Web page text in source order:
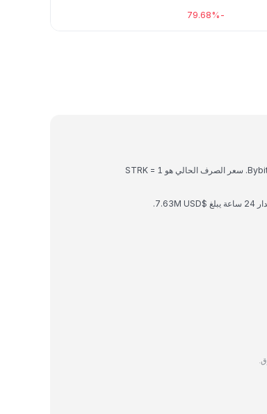
-79.68%
Starknet هي عملة رقمية يمكن تحويلها إلى دولار امريكي (USD) على Bybit. سعر الصرف الحالي هو 1 STRK =